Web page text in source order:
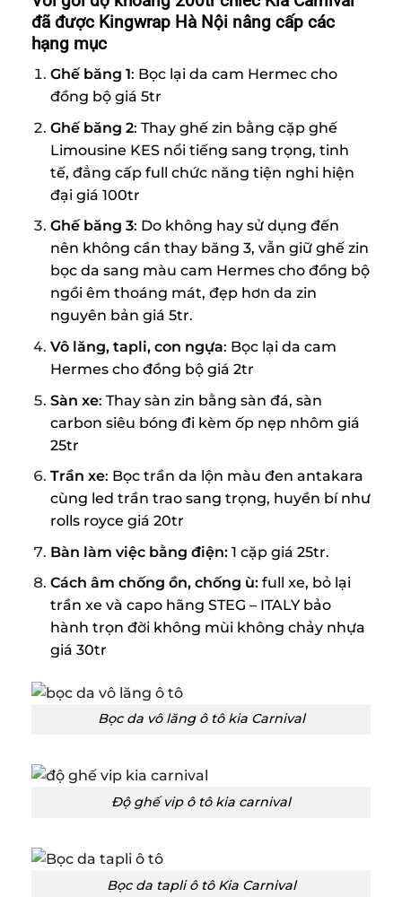
đã được Kingwrap Hà Nội nâng cấp các
hạng mục
Ghế băng 1: Bọc lại da cam Hermec cho
đồng bộ giá 5tr
Ghế băng 2: Thay ghế zin bằng cặp ghế
Limousine KES nổi tiếng sang trọng, tinh
tế, đẳng cấp full chức năng tiện nghi hiện
đại giá 100tr
Ghế băng 3: Do không hay sử dụng đến
nên không cần thay băng 3, vẫn giữ ghế zin
bọc da sang màu cam Hermes cho đồng bộ
ngồi êm thoáng mát, đẹp hơn da zin
nguyên bản giá 5tr.
Vô lăng, tapli, con ngựa: Bọc lại da cam
Hermes cho đồng bộ giá 2tr
Sàn xe: Thay sàn zin bằng sàn đá, sàn
carbon siêu bóng đi kèm ốp nẹp nhôm giá
25tr
Trần xe: Bọc trần da lộn màu đen antakara
cùng led trần trao sang trọng, huyền bí như
rolls royce giá 20tr
Bàn làm việc bằng điện:1 cặp giá 25tr.
Cách âm chống ồn, chống ù:full xe, bỏ lại
trần xe và capo hãng STEG – ITALY bảo
hành trọn đời không mùi không chảy nhựa
giá 30tr
Bọc da vô lăng ô tô kia Carnival
Độ ghế vip ô tô kia carnival
Bọc da tapli ô tô Kia Carnival